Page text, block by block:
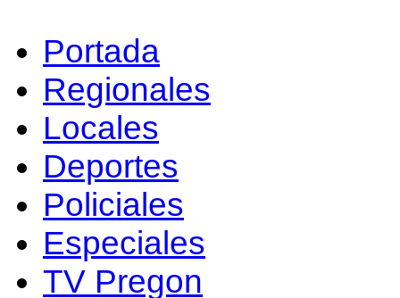
Portada
Regionales
Locales
Deportes
Policiales
Especiales
TV Pregon